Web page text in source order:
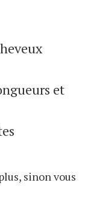
et
sinon vous